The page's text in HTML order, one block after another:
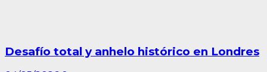
Desafío total y anhelo histórico en Londres